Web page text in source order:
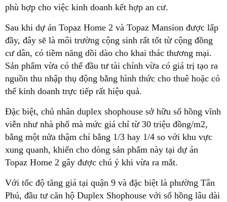
phù hợp cho việc kinh doanh kết hợp an cư.
Sau khi dự án Topaz Home 2 và Topaz Mansion được lấp
đầy, đây sẽ là môi trường cộng sinh rất tốt từ cộng đồng
cư dân, có tiềm năng dồi dào cho khai thác thương mại.
Sản phẩm vừa có thể đầu tư tài chính vừa có giá trị tạo ra
nguồn thu nhập thụ động bằng hình thức cho thuê hoặc có
thể kinh doanh trực tiếp rất hiệu quả.
Đặc biệt, chủ nhân duplex shophouse sở hữu sổ hồng vĩnh
viễn như nhà phố mà mức giá chỉ từ 30 triệu đồng/m2,
bằng một nửa thậm chí bằng 1/3 hay 1/4 so với khu vực
xung quanh, khiến cho dòng sản phẩm này tại dự án
Topaz Home 2 gây được chú ý khi vừa ra mắt.
Với tốc độ tăng giá tại quận 9 và đặc biệt là phường Tân
Phú, đầu tư căn hộ Duplex Shophouse với sổ hồng lâu dài